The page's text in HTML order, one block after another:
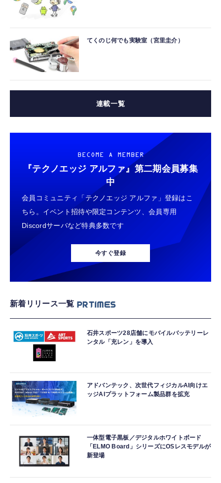
てくのじ何でも実験室（宮里圭介）
連載一覧
BECOME A MEMBER
『テクノエッジ アルファ』 第二期会員募集
中
会員コミュニティ「テクノエッジ アルファ」登録はこ
ちら。イベント招待や限定コンテンツ、会員専用
Discordサーバなど特典多数です
今すぐ登録
新着リリース一覧
石井スポーツ28店舗にモバイルバッテリーレ
ンタル「充レン」を導入
アドバンテック、次世代フィジカルAI向けエ
ッジAIプラットフォーム製品群を拡充
一体型電子黒板／デジタルホワイトボード
「ELMO Board」シリーズにOSレスモデルが
新登場